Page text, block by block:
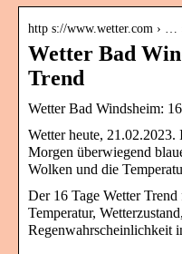
http s://www.wetter.com › …
Wetter Bad
Trend
Wetter Bad Windsheim:
Wetter heute,
Morgen überwiegend
Wolken und die
Der 16 Tage Wetter
Temperatur,
Regenwahrscheinlichkeit